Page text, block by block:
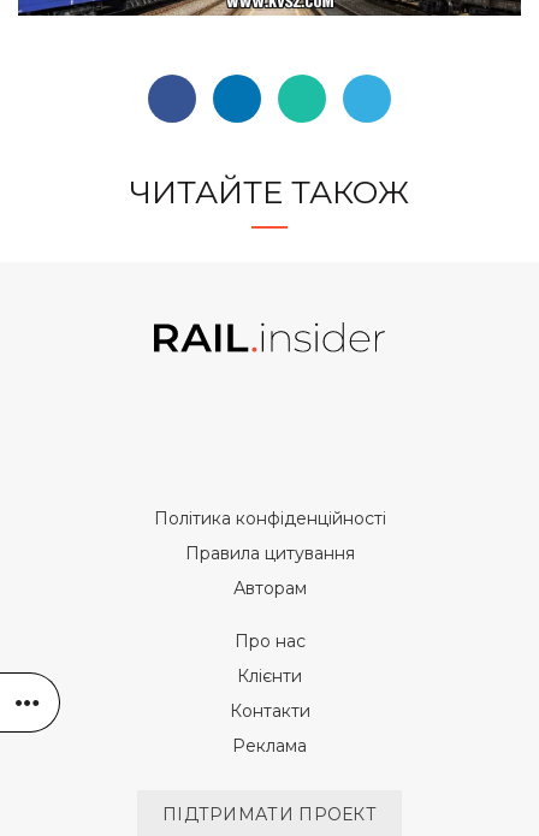
ЧИТАЙТЕ ТАКОЖ
Політика конфіденційності
Правила цитування
Авторам
Про нас
Клієнти
Контакти
Реклама
ПІДТРИМАТИ ПРОЕКТ